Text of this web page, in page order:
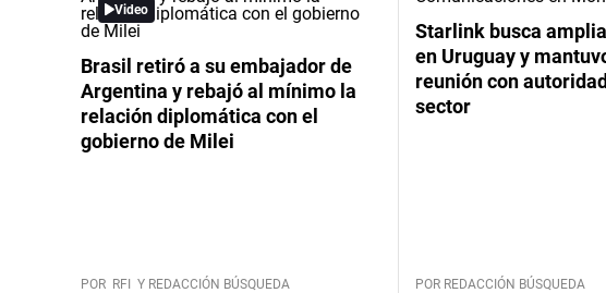
Video
Brasil retiró a su embajador de
Argentina y rebajó al mínimo la
relación diplomática con el
gobierno de Milei
POR RFI Y REDACCIÓN BÚSQUEDA
Starlink busca
en Uruguay y
reunión con
sector
POR REDACCIÓN BÚSQUEDA